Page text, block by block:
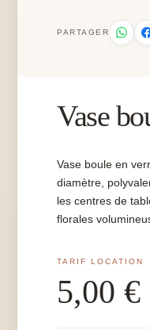
PARTAGER
Vase
Vase boule en
diamètre,
les centres de
florales
5,00€